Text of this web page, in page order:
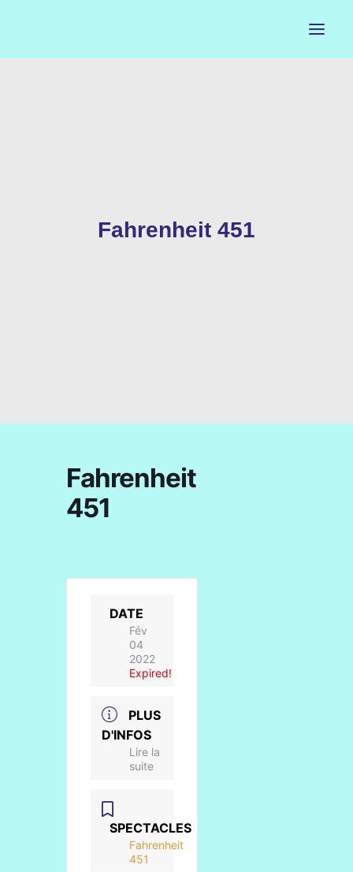
CALENDRIERFahrenheit 451
Fahrenheit
451
DATE
Fév
04
2022
Expired!
PLUS
D'INFOS
Lire la
suite
SPECTACLES
Fahrenheit
451